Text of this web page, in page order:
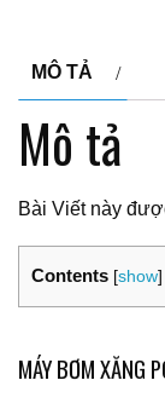
MÔ TẢ
Mô tả
Bài Viết này
Contents [show]
MÁY BƠM XĂNG